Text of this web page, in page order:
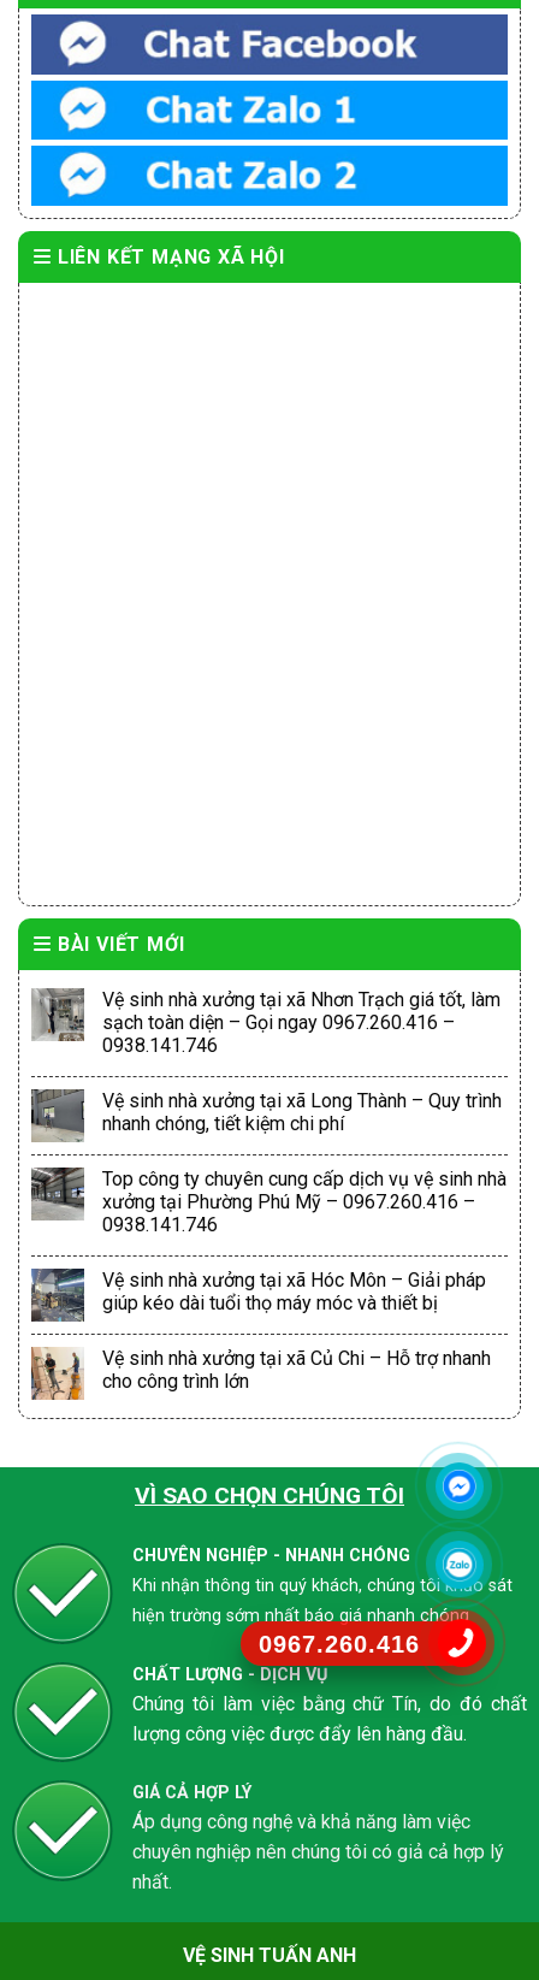
0967.260.416
LIÊN KẾT MẠNG XÃ HỘI
BÀI VIẾT MỚI
Vệ sinh nhà xưởng tại xã Nhơn Trạch giá tốt, làm
sạch toàn diện – Gọi ngay 0967.260.416 –
0938.141.746
Vệ sinh nhà xưởng tại xã Long Thành – Quy trình
nhanh chóng, tiết kiệm chi phí
Top công ty chuyên cung cấp dịch vụ vệ sinh nhà
xưởng tại Phường Phú Mỹ – 0967.260.416 –
0938.141.746
Vệ sinh nhà xưởng tại xã Hóc Môn – Giải pháp
giúp kéo dài tuổi thọ máy móc và thiết bị
Vệ sinh nhà xưởng tại xã Củ Chi – Hỗ trợ nhanh
cho công trình lớn
VÌ SAO CHỌN CHÚNG TÔI
CHUYÊN NGHIỆP - NHANH CHÓNG
Khi nhận thông tin quý khách, chúng tôi khảo sát
hiện trường sớm nhất báo giá nhanh chóng
CHẤT LƯỢNG - DỊCH VỤ
Chúng tôi làm việc bằng chữ Tín, do đó chất
lượng công việc được đẩy lên hàng đầu.
GIÁ CẢ HỢP LÝ
Áp dụng công nghệ và khả năng làm việc
chuyên nghiệp nên chúng tôi có giả cả hợp lý
nhất.
VỆ SINH TUẤN ANH